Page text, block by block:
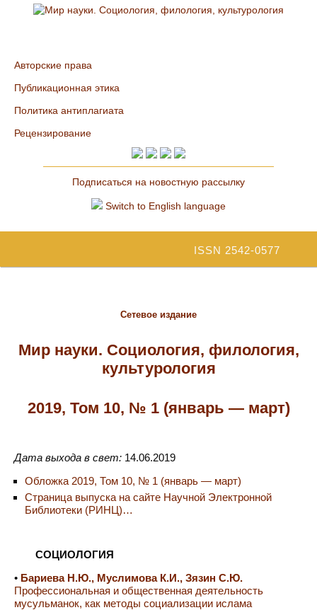
Авторские права
Публикационная этика
Политика антиплагиата
Рецензирование
Подписаться на новостную рассылку
Switch to English language
ISSN 2542-0577
Сетевое издание
Мир науки. Социология, филология,
культурология
2019, Том 10, № 1 (январь — март)
Дата выхода в свет: 14.06.2019
Обложка 2019, Том 10, № 1 (январь — март)
Страница выпуска на сайте Научной Электронной
Библиотеки (РИНЦ)…
СОЦИОЛОГИЯ
• Бариева Н.Ю., Муслимова К.И., Зязин С.Ю.
Профессиональная и общественная деятельность
мусульманок, как методы социализации ислама